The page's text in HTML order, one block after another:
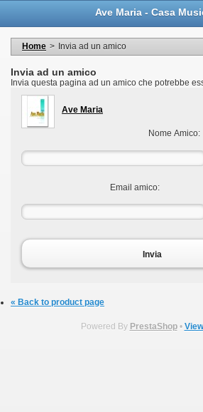
Home > Invia ad un amico
Invia ad un amico
Invia questa pagina ad un amico che potrebbe
Ave Maria
Nome Amico:
Email amico:
Invia
« Back to product page
Powered By PrestaShop•
I miei dati personali
My orders
I miei voucher
Logout